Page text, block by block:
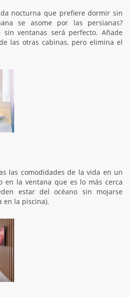
nocturna que prefiere dormir sin
se asome por las persianas?
sin ventanas será perfecto. Añade
las otras cabinas, pero elimina el
las comodidades de la vida en un
en la ventana que es lo más cerca
estar del océano sin mojarse
en la piscina).